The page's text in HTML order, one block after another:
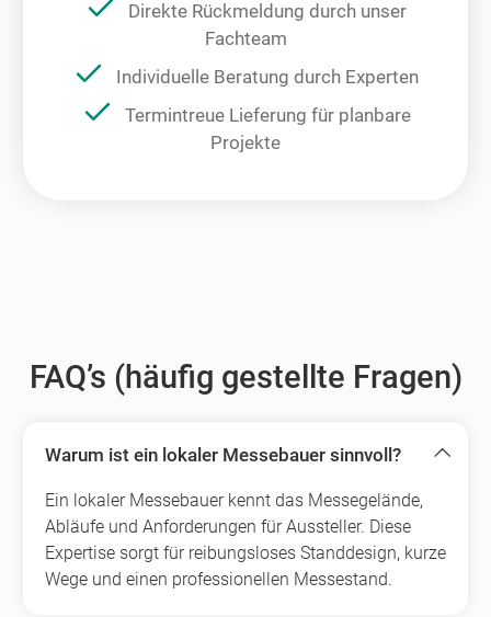
Direkte Rückmeldung durch unser
Fachteam
Individuelle Beratung durch Experten
Termintreue Lieferung für planbare
Projekte
FAQ’s (häufig gestellte Fragen)
Warum ist ein lokaler Messebauer sinnvoll?
Ein lokaler Messebauer kennt das Messegelände,
Abläufe und Anforderungen für Aussteller. Diese
Expertise sorgt für reibungsloses Standdesign, kurze
Wege und einen professionellen Messestand.